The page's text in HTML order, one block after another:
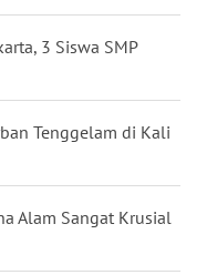
3 Siswa SMP
Tenggelam di Kali
Alam Sangat Krusial